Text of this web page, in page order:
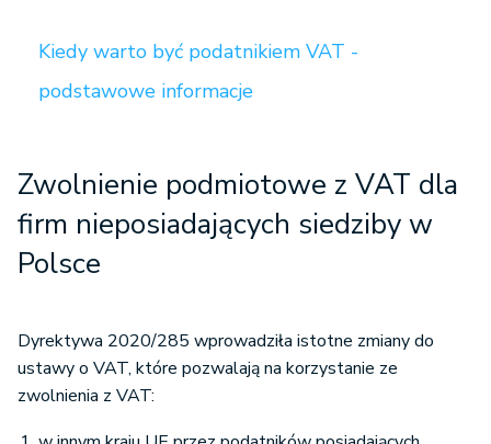
Kiedy warto być podatnikiem VAT -
podstawowe informacje
Zwolnienie podmiotowe z VAT dla
firm nieposiadających siedziby w
Polsce
Dyrektywa 2020/285 wprowadziła istotne zmiany do
ustawy o VAT, które pozwalają na korzystanie ze
zwolnienia z VAT: